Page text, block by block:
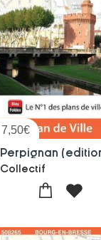
7,50€
Collectif